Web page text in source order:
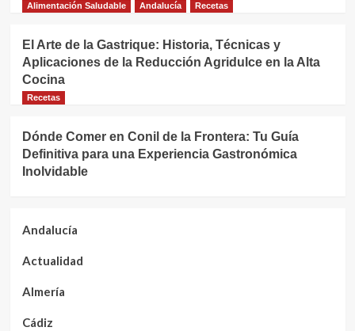
Alimentación Saludable Andalucía Recetas
El Arte de la Gastrique: Historia, Técnicas y
Aplicaciones de la Reducción Agridulce en la Alta
Cocina
Recetas
Dónde Comer en Conil de la Frontera: Tu Guía
Definitiva para una Experiencia Gastronómica
Inolvidable
Andalucía
Actualidad
Almería
Cádiz